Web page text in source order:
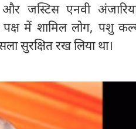
जस्टिस एनवी
के पक्ष में शामिल लोग, पशु
सुरक्षित रख लिया था।